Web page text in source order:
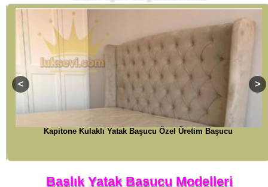
Kapitone Kulaklı Yatak Başucu Özel Üretim Başucu